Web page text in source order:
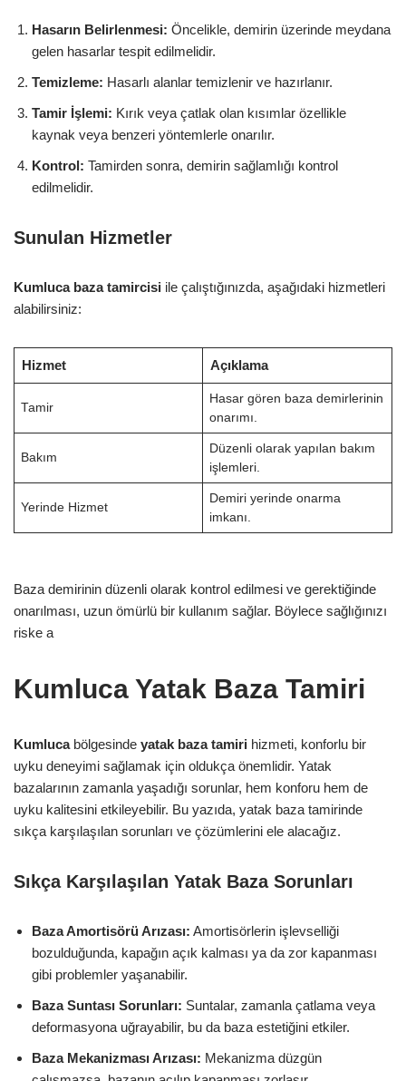
Hasarın Belirlenmesi: Öncelikle, demirin üzerinde meydana
gelen hasarlar tespit edilmelidir.
Temizleme: Hasarlı alanlar temizlenir ve hazırlanır.
Tamir İşlemi: Kırık veya çatlak olan kısımlar özellikle
kaynak veya benzeri yöntemlerle onarılır.
Kontrol: Tamirden sonra, demirin sağlamlığı kontrol
edilmelidir.
Sunulan Hizmetler
Kumluca baza tamircisi ile çalıştığınızda, aşağıdaki hizmetleri
alabilirsiniz:
Hizmet Açıklama
Tamir
Hasar gören baza demirlerinin
onarımı.
Bakım
Düzenli olarak yapılan bakım
işlemleri.
Yerinde Hizmet
Demiri yerinde onarma
imkanı.
Baza demirinin düzenli olarak kontrol edilmesi ve gerektiğinde
onarılması, uzun ömürlü bir kullanım sağlar. Böylece sağlığınızı
riske a
Kumluca Yatak Baza Tamiri
Kumlucabölgesinde yatak baza tamiri hizmeti, konforlu bir
uyku deneyimi sağlamak için oldukça önemlidir. Yatak
bazalarının zamanla yaşadığı sorunlar, hem konforu hem de
uyku kalitesini etkileyebilir. Bu yazıda, yatak baza tamirinde
sıkça karşılaşılan sorunları ve çözümlerini ele alacağız.
Sıkça Karşılaşılan Yatak Baza Sorunları
Baza Amortisörü Arızası: Amortisörlerin işlevselliği
bozulduğunda, kapağın açık kalması ya da zor kapanması
gibi problemler yaşanabilir.
Baza Suntası Sorunları: Suntalar, zamanla çatlama veya
deformasyona uğrayabilir, bu da baza estetiğini etkiler.
Baza Mekanizması Arızası: Mekanizma düzgün